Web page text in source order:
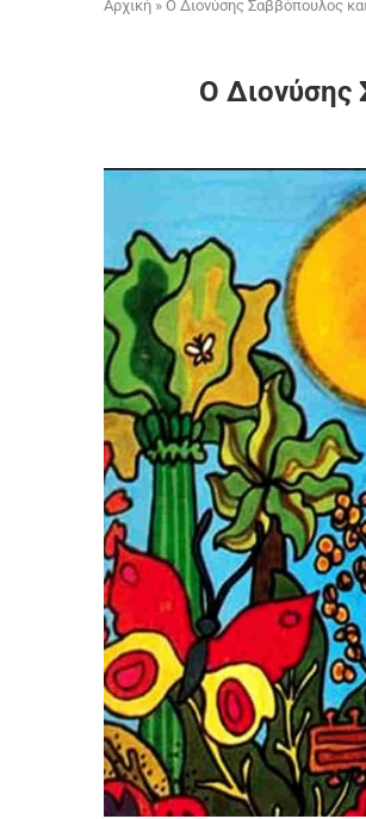
Αρχική » Ο Διονύσης Σαββόπουλος
Ο Διονύσης